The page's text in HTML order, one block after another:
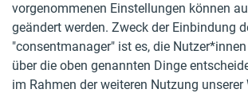
vorgenommenen Einstellungen können
geändert werden. Zweck der Einbindung
"consentmanager" ist es, die
über die oben genannten Dinge
im Rahmen der weiteren Nutzung unserer